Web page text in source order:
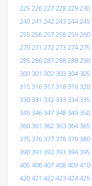
225226227228229230
240241 242243244245
255256257258259260
270271 272273274275
285286287288289290
300301 302303304305
315316317318319320
330331 332333334335
345346347348349350
360361 362363364365
375376377378379380
390391 392393394395
405406407408409410
420421 422423424425